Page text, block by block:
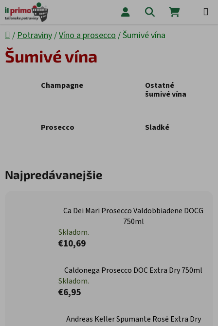
Prejsť na obsah Hľadať
Domov
/ Potraviny/Víno a prosecco /Šumivé vína
Šumivé vína
Champagne
Ostatné
šumivé vína
Prosecco Sladké
Najpredávanejšie
Ca Dei Mari Prosecco Valdobbiadene DOCG
750ml
Skladom.
€10,69
Caldonega Prosecco DOC Extra Dry 750ml
Skladom.
€6,95
Andreas Keller Spumante Rosé Extra Dry